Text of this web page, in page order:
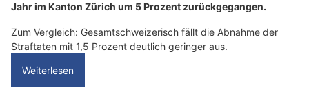
Jahr im Kanton Zürich um 5 Prozent zurückgegangen.
Zum Vergleich: Gesamtschweizerisch fällt die Abnahme der
Straftaten mit 1,5 Prozent deutlich geringer aus.
Weiterlesen